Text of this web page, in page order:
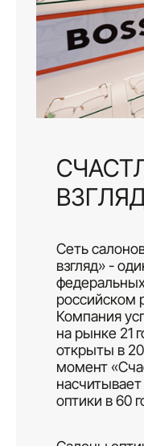
Сеть
взгляд» -
российском
Компания
на рынке 21
открыты в
момент
оптики в 60